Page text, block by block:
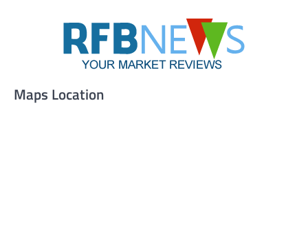
Maps Location